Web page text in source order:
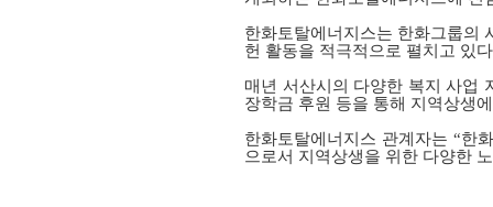
한화토탈에너지스는 한화그룹의
헌 활동을 적극적으로 펼치고 있다
매년 서산시의 다양한 복지 사업
장학금 후원 등을 통해 지역상생
한화토탈에너지스 관계자는 “한
으로서 지역상생을 위한 다양한